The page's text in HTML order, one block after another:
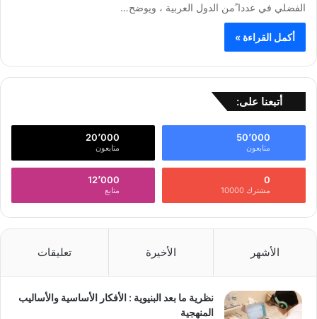
الفضلي في عددا ًمن الدول العربية ، ويوضح…
أكمل القراءة »
أتبعنا على:
50٬000
متابعون
20٬000
متابعون
0
مشترك 10000
12٬000
متابع
الأشهر الأخيرة تعليقات
نظرية ما بعد البنيوية : الأفكار الأساسية والأساليب
المنهجية